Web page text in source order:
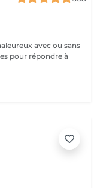
avec ou sans
pour répondre à